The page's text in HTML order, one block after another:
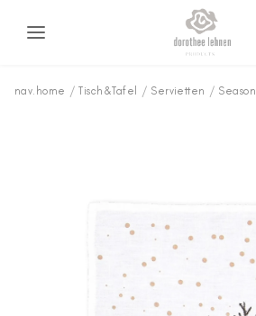
nav.home / Tisch&Tafel / Servietten / Seasonal